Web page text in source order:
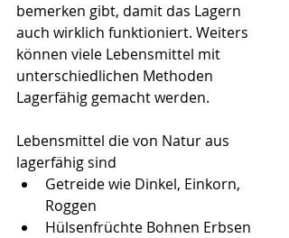
bemerken gibt, damit das Lagern
auch wirklich funktioniert. Weiters
können viele Lebensmittel mit
unterschiedlichen Methoden
Lagerfähig gemacht werden.
Lebensmittel die von Natur aus
lagerfähig sind
Getreide wie Dinkel, Einkorn,
Roggen
Hülsenfrüchte Bohnen Erbsen